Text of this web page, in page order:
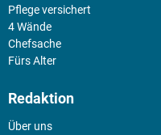
Pflege versichert
4 Wände
Chefsache
Fürs Alter
Redaktion
Über uns